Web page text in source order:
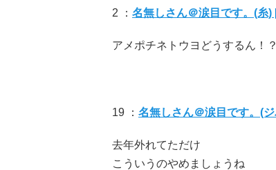
2 ： 名無しさん＠涙目です。(糸)
アメポチネトウヨどうするん！
19 ： 名無しさん＠涙目です。(
去年外れてただけ
こういうのやめましょうね